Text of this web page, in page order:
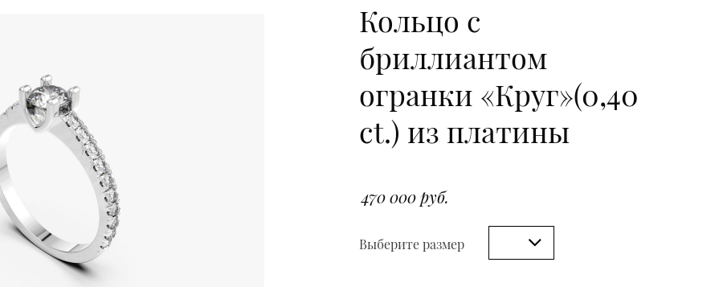
Кольцо с
бриллиантом
огранки «Круг»(0,40
ct.) из платины
470 000 руб.
Выберите размер